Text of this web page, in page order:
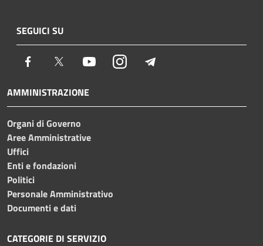
SEGUICI SU
Facebook Twitter YoutubeInstagram
AMMINISTRAZIONE
Organi di Governo
Aree Amministrative
Uffici
Enti e fondazioni
Politici
Personale Amministrativo
Documenti e dati
CATEGORIE DI SERVIZIO